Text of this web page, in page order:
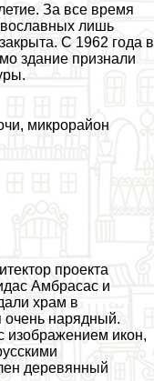
За все время
лишь
С 1962 года в
здание признали
микрорайон
проекта
Амбрасас и
храм в
очень нарядный.
изображением икон,
деревянный